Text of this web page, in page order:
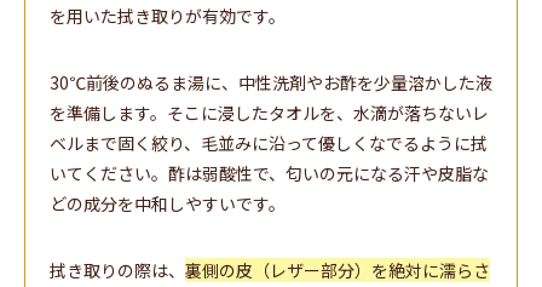
を用いた拭き取りが有効です。
30℃前後のぬるま湯に、中性洗剤やお酢を少量溶かした液
を準備します。そこに浸したタオルを、水滴が落ちないレ
ベルまで固く絞り、毛並みに沿って優しくなでるように拭
いてください。酢は弱酸性で、匂いの元になる汗や皮脂な
どの成分を中和しやすいです。
拭き取りの際は、 裏側の皮（レザー部分）を絶対に濡らさ